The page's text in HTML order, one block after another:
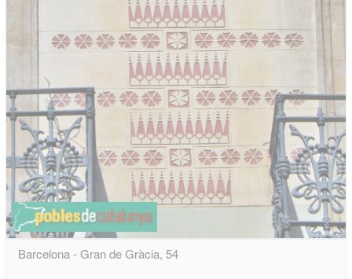
Barcelona - Gran de Gràcia, 54